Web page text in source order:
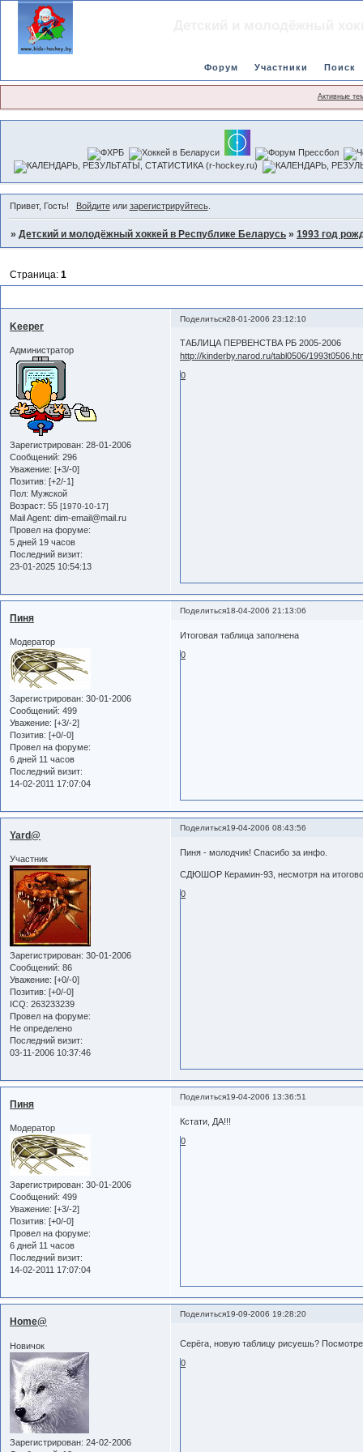
Форум Участники Поиск
Активные
Привет, Гость! Войдитеили зарегистрируйтесь.
»Детский и молодёжный хоккей в Республике Беларусь »1993 год
Страница:1
Поделиться28-01-2006 23:12:10
Keeper
Администратор
Зарегистрирован: 28-01-2006
Сообщений: 296
Уважение: [+3/-0]
Позитив: [+2/-1]
Пол: Мужской
Возраст: 55 [1970-10-17]
Mail Agent: dim-email@mail.ru
Провел на форуме:
5 дней 19 часов
Последний визит:
23-01-2025 10:54:13
ТАБЛИЦА ПЕРВЕНСТВА РБ 2005-2006
http://kinderby.narod.ru/tabl0506/
0
Поделиться18-04-2006 21:13:06
Пиня
Модератор
Зарегистрирован: 30-01-2006
Сообщений: 499
Уважение: [+3/-2]
Позитив: [+0/-0]
Провел на форуме:
6 дней 11 часов
Последний визит:
14-02-2011 17:07:04
Итоговая таблица заполнена
0
Поделиться19-04-2006 08:43:56
Yard@
Участник
Зарегистрирован: 30-01-2006
Сообщений: 86
Уважение: [+0/-0]
Позитив: [+0/-0]
ICQ: 263233239
Провел на форуме:
Не определено
Последний визит:
03-11-2006 10:37:46
Пиня - молодчик! Спасибо за инфо.
СДЮШОР Керамин-93, несмотря на
0
Поделиться19-04-2006 13:36:51
Пиня
Модератор
Зарегистрирован: 30-01-2006
Сообщений: 499
Уважение: [+3/-2]
Позитив: [+0/-0]
Провел на форуме:
6 дней 11 часов
Последний визит:
14-02-2011 17:07:04
Кстати, ДА!!!
0
Поделиться19-09-2006 19:28:20
Home@
Новичок
Зарегистрирован: 24-02-2006
Серёга, новую таблицу рисуешь?
0